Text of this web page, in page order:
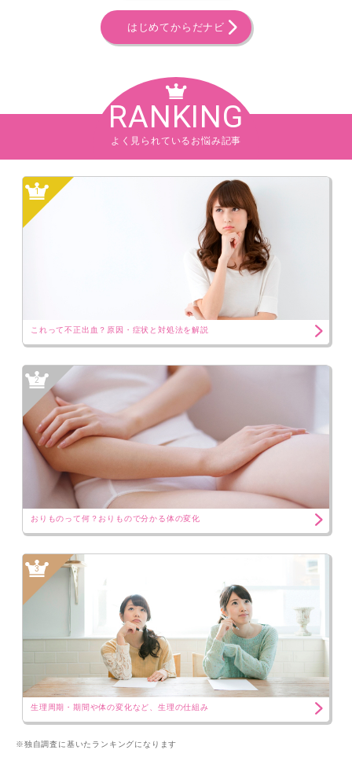
はじめてからだナビ
RANKING
よく見られているお悩み記事
1
これって不正出血？原因・症状と対処法を解説
2
おりものって何？おりもので分かる体の変化
3
生理周期・期間や体の変化など、生理の仕組み
※独自調査に基いたランキングになります